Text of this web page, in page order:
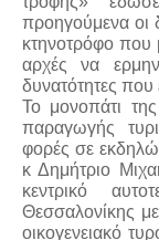
προηγούμενα οι
κτηνοτρόφο που
αρχές να
δυνατότητες που
Το μονοπάτι
παραγωγής
φορές σε
κ Δημήτριο
κεντρικό
Θεσσαλονίκης
οικογενειακό